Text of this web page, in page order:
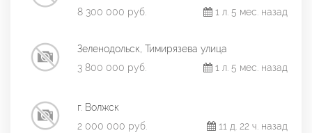
8 300 000 руб.
1 л. 5 мес. назад
Зеленодольск, Тимирязева улица
3 800 000 руб.
1 л. 5 мес. назад
г. Волжск
2 000 000 руб.
11 д. 22 ч. назад